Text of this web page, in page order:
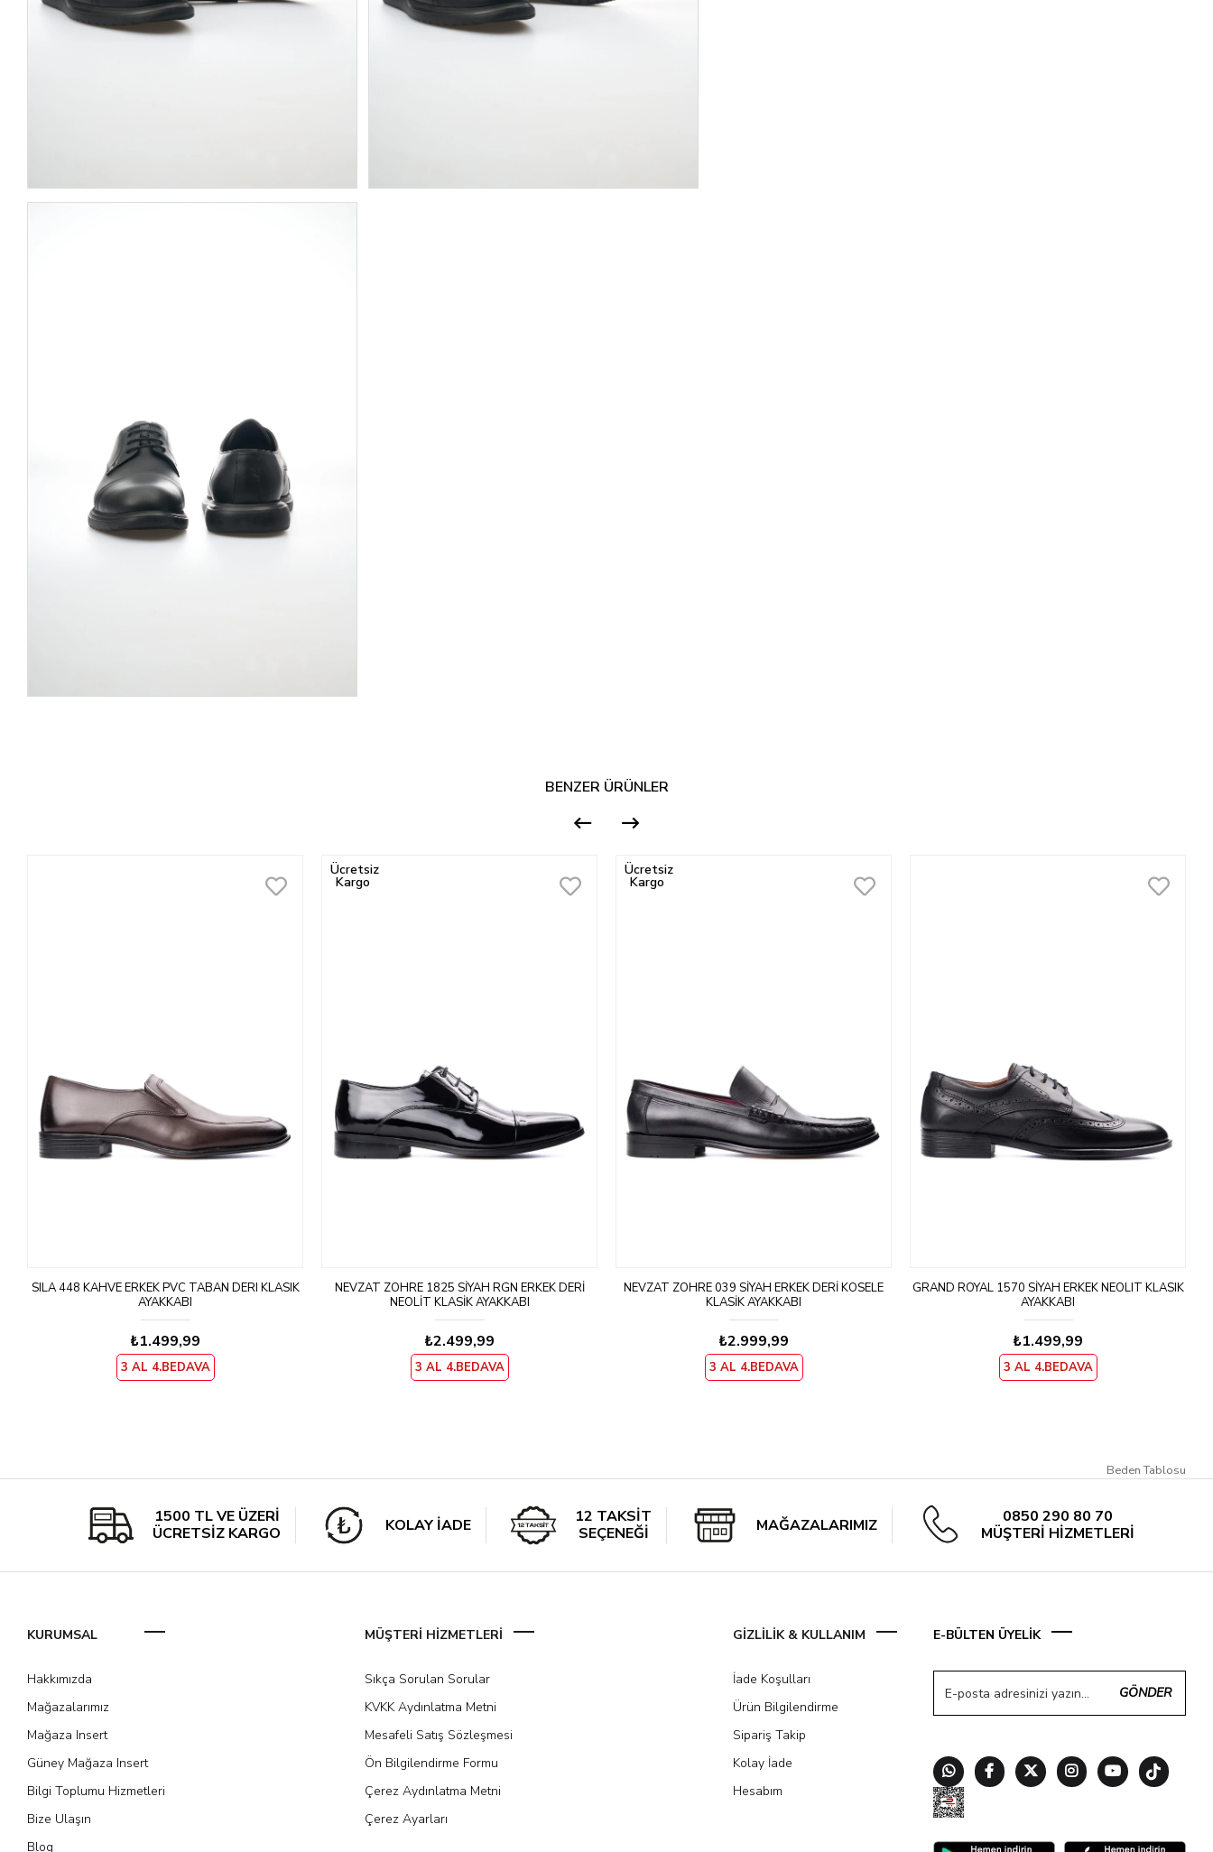
BENZER ÜRÜNLER
SILA 448 KAHVE ERKEK PVC TABAN DERI KLASIK
AYAKKABI
₺1.499,99
3 AL 4.BEDAVA
NEVZAT ZÖHRE 1825 SIYAH RGN ERKEK DERI
NEOLIT KLASIK AYAKKABI
₺2.499,99
3 AL 4.BEDAVA
Ücretsiz
Kargo
NEVZAT ZÖHRE 039 SIYAH ERKEK DERI KOSELE
KLASIK AYAKKABI
₺2.999,99
3 AL 4.BEDAVA
Ücretsiz
Kargo
GRAND ROYAL 1570 SIYAH ERKEK NEOLIT KLASIK
AYAKKABI
₺1.499,99
3 AL 4.BEDAVA
Beden Tablosu
1500 TL VE ÜZERİ
ÜCRETSİZ KARGO
KOLAY İADE
12 TAKSİT
SEÇENEĞİ
MAĞAZALARIMIZ
0850 290 80 70
MÜŞTERİ HİZMETLERİ
KURUMSAL
Hakkımızda
Mağazalarımız
Mağaza Insert
Güney Mağaza Insert
Bilgi Toplumu Hizmetleri
Bize Ulaşın
Blog
MÜŞTERİ HİZMETLERİ
Sıkça Sorulan Sorular
KVKK Aydınlatma Metni
Mesafeli Satış Sözleşmesi
Ön Bilgilendirme Formu
Çerez Aydınlatma Metni
Çerez Ayarları
GİZLİLİK & KULLANIM
İade Koşulları
Ürün Bilgilendirme
Sipariş Takip
Kolay İade
Hesabım
E-BÜLTEN ÜYELİK
GÖNDER